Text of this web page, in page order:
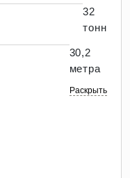
32
тонн
30,2
метра
Раскрыть